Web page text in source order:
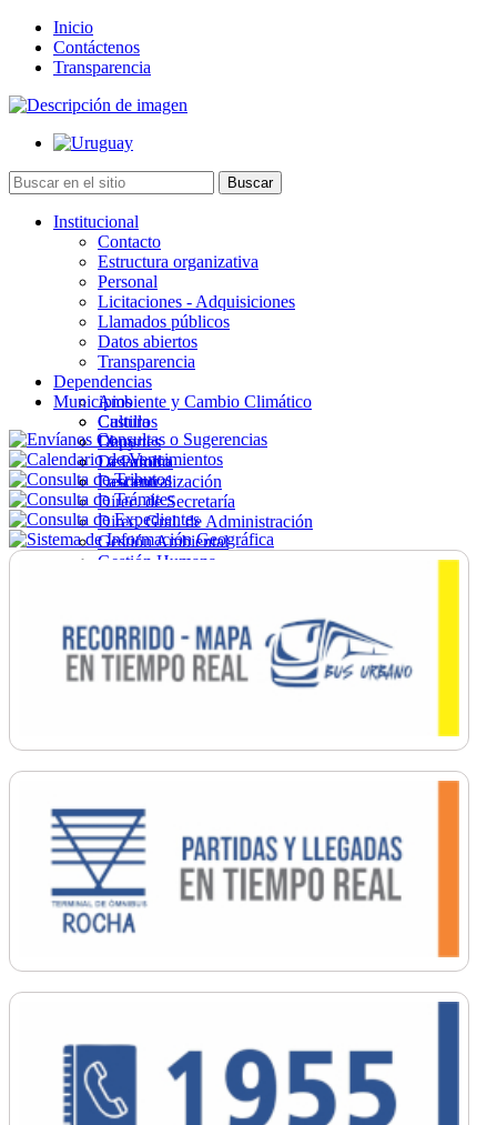
Inicio
Contáctenos
Transparencia
Institucional
Contacto
Estructura organizativa
Personal
Licitaciones - Adquisiciones
Llamados públicos
Datos abiertos
Transparencia
Dependencias
Ambiente y Cambio Climático
Cultura
Deportes
Desarrollo
Descentralización
Direc. de Secretaría
Direc. Gral. de Administración
Gestión Ambiental
Gestión Humana
Ordenamiento
Promoción Social
Salud
Secretaría General
Municipios
Castillos
Chuy
La Paloma
Lascano